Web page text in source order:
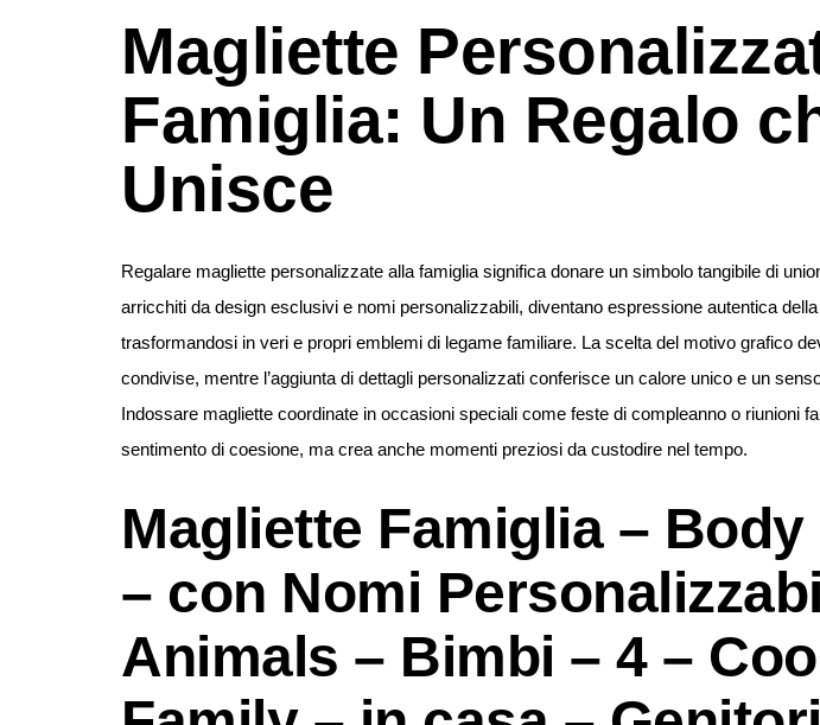
Magliette
Famiglia: Un Regalo
Unisce
Regalare magliette personalizzate alla famiglia significa donare un simbolo tangibile di
arricchiti da design esclusivi e nomi personalizzabili, diventano espressione autentica
trasformandosi in veri e propri emblemi di legame familiare. La scelta del motivo grafico
condivise, mentre l’aggiunta di dettagli personalizzati conferisce un calore unico e un
Indossare magliette coordinate in occasioni speciali come feste di compleanno o riunioni
sentimento di coesione, ma crea anche momenti preziosi da custodire nel tempo.
Magliette Famiglia –
– con Nomi
Animals – Bimbi – 4 –